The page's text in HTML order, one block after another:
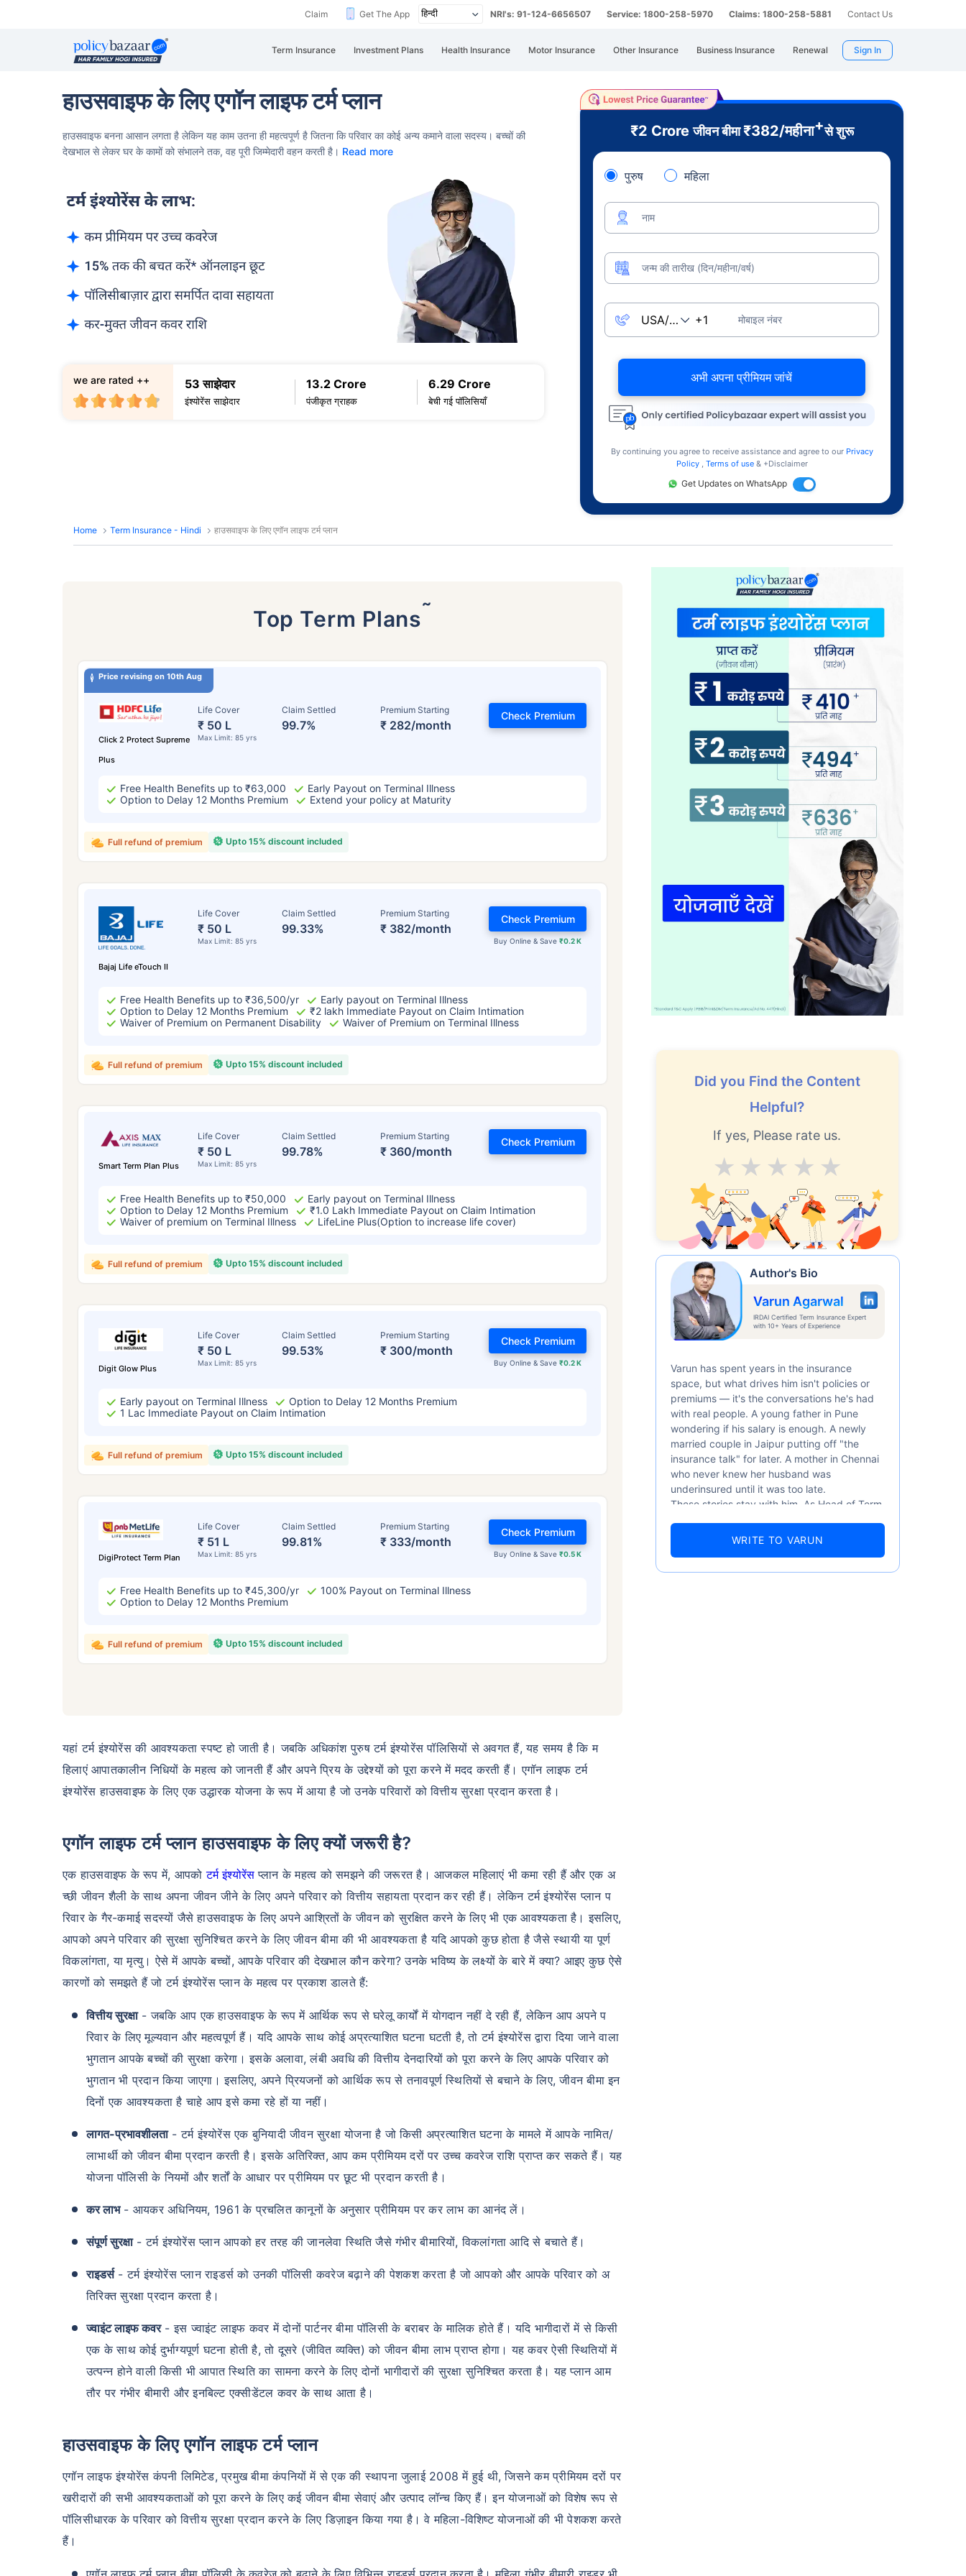
Claim Get The App NRI's: 91-124-6656507 Service: 1800-258-5970 Claims: 1800-258-5881 Contact Us
Term Insurance Investment Plans Health Insurance Motor Insurance Other Insurance Business Insurance Renewal Sign In
हाउसवाइफ के लिए एगॉन लाइफ टर्म प्लान
हाउसवाइफ बनना आसान लगता है लेकिन यह काम उतना ही महत्वपूर्ण है जितना कि परिवार का कोई अन्य कमाने वाला सदस्य। बच्चों की
देखभाल से लेकर घर के कामों को संभालने तक, वह पूरी जिम्मेदारी वहन करती है। Read more
53 साझेदार
इंश्योरेंस साझेदार
13.2 Crore
पंजीकृत ग्राहक
6.29 Crore
बेची गई पॉलिसियाँ
we are rated ++
₹2 Croreजीवन बीमा₹382/महीना+से शुरू
पुरुष महिला
नाम
जन्म की तारीख (दिन/महीना/वर्ष)
मोबाइल नंबर
अभी अपना प्रीमियम जांचें
By continuing you agree to receive assistance and agree to our Privacy
Policy
Terms of use & +Disclaimer
Get Updates on WhatsApp
Home Term Insurance - Hindi हाउसवाइफ के लिए एगॉन लाइफ टर्म प्लान
Top Term Plans˜
Price revising on 10th Aug
Click 2 Protect Supreme
Plus
Life Cover
₹ 50 L
Max Limit: 85 yrs
Claim Settled
99.7%
Premium Starting
₹ 282/month
Check Premium
Free Health Benefits up to ₹63,000
Early Payout on Terminal Illness
Option to Delay 12 Months Premium
Extend your policy at Maturity
Upto 15% discount included
Full refund of premium
Bajaj Life eTouch II
Life Cover
₹ 50 L
Max Limit: 85 yrs
Claim Settled
99.33%
Premium Starting
₹ 382/month
Buy Online & Save₹0.2 K
Check Premium
Free Health Benefits up to ₹36,500/yr
Early payout on Terminal Illness
Option to Delay 12 Months Premium
₹2 lakh Immediate Payout on Claim Intimation
Waiver of Premium on Permanent Disability
Waiver of Premium on Terminal Illness
Upto 15% discount included
Full refund of premium
Smart Term Plan Plus
Life Cover
₹ 50 L
Max Limit: 85 yrs
Claim Settled
99.78%
Premium Starting
₹ 360/month
Check Premium
Free Health Benefits up to ₹50,000
Early payout on Terminal Illness
Option to Delay 12 Months Premium
₹1.0 Lakh Immediate Payout on Claim Intimation
Waiver of premium on Terminal Illness
LifeLine Plus(Option to increase life cover)
Upto 15% discount included
Full refund of premium
Digit Glow Plus
Life Cover
₹ 50 L
Max Limit: 85 yrs
Claim Settled
99.53%
Premium Starting
₹ 300/month
Buy Online & Save₹0.2 K
Check Premium
Early payout on Terminal Illness
Option to Delay 12 Months Premium
1 Lac Immediate Payout on Claim Intimation
Upto 15% discount included
Full refund of premium
DigiProtect Term Plan
Life Cover
₹ 51 L
Max Limit: 85 yrs
Claim Settled
99.81%
Premium Starting
₹ 333/month
Buy Online & Save₹0.5 K
Check Premium
Free Health Benefits up to ₹45,300/yr
100% Payout on Terminal Illness
Option to Delay 12 Months Premium
Upto 15% discount included
Full refund of premium
यहां टर्म इंश्योरेंस की आवश्यकता स्पष्ट हो जाती है। जबकि अधिकांश पुरुष टर्म इंश्योरेंस पॉलिसियों से अवगत हैं, यह समय है कि म
हिलाएं आपातकालीन निधियों के महत्व को जानती हैं और अपने प्रिय के उद्देश्यों को पूरा करने में मदद करती हैं। एगॉन लाइफ टर्म
इंश्योरेंस हाउसवाइफ के लिए एक उद्धारक योजना के रूप में आया है जो उनके परिवारों को वित्तीय सुरक्षा प्रदान करता है।
एगॉन लाइफ टर्म प्लान हाउसवाइफ के लिए क्यों जरूरी है?
एक हाउसवाइफ के रूप में, आपकोटर्म इंश्योरेंसप्लान के महत्व को समझने की जरूरत है। आजकल महिलाएं भी कमा रही हैं और एक अ
च्छी जीवन शैली के साथ अपना जीवन जीने के लिए अपने परिवार को वित्तीय सहायता प्रदान कर रही हैं। लेकिन टर्म इंश्योरेंस प्लान प
रिवार के गैर-कमाई सदस्यों जैसे हाउसवाइफ के लिए अपने आश्रितों के जीवन को सुरक्षित करने के लिए भी एक आवश्यकता है। इसलिए,
आपको अपने परिवार की सुरक्षा सुनिश्चित करने के लिए जीवन बीमा की भी आवश्यकता है यदि आपको कुछ होता है जैसे स्थायी या पूर्ण
विकलांगता, या मृत्यु। ऐसे में आपके बच्चों, आपके परिवार की देखभाल कौन करेगा? उनके भविष्य के लक्ष्यों के बारे में क्या? आइए कुछ ऐसे
कारणों को समझते हैं जो टर्म इंश्योरेंस प्लान के महत्व पर प्रकाश डालते हैं:
वित्तीय सुरक्षा- जबकि आप एक हाउसवाइफ के रूप में आर्थिक रूप से घरेलू कार्यों में योगदान नहीं दे रही हैं, लेकिन आप अपने प
रिवार के लिए मूल्यवान और महत्वपूर्ण हैं। यदि आपके साथ कोई अप्रत्याशित घटना घटती है, तो टर्म इंश्योरेंस द्वारा दिया जाने वाला
भुगतान आपके बच्चों की सुरक्षा करेगा। इसके अलावा, लंबी अवधि की वित्तीय देनदारियों को पूरा करने के लिए आपके परिवार को
भुगतान भी प्रदान किया जाएगा। इसलिए, अपने प्रियजनों को आर्थिक रूप से तनावपूर्ण स्थितियों से बचाने के लिए, जीवन बीमा इन
दिनों एक आवश्यकता है चाहे आप इसे कमा रहे हों या नहीं।
लागत-प्रभावशीलता- टर्म इंश्योरेंस एक बुनियादी जीवन सुरक्षा योजना है जो किसी अप्रत्याशित घटना के मामले में आपके नामित/
लाभार्थी को जीवन बीमा प्रदान करती है। इसके अतिरिक्त, आप कम प्रीमियम दरों पर उच्च कवरेज राशि प्राप्त कर सकते हैं। यह
योजना पॉलिसी के नियमों और शर्तों के आधार पर प्रीमियम पर छूट भी प्रदान करती है।
कर लाभ- आयकर अधिनियम, 1961 के प्रचलित कानूनों के अनुसार प्रीमियम पर कर लाभ का आनंद लें।
संपूर्ण सुरक्षा- टर्म इंश्योरेंस प्लान आपको हर तरह की जानलेवा स्थिति जैसे गंभीर बीमारियों, विकलांगता आदि से बचाते हैं।
राइडर्स- टर्म इंश्योरेंस प्लान राइडर्स को उनकी पॉलिसी कवरेज बढ़ाने की पेशकश करता है जो आपको और आपके परिवार को अ
तिरिक्त सुरक्षा प्रदान करता है।
ज्वाइंट लाइफ कवर- इस ज्वाइंट लाइफ कवर में दोनों पार्टनर बीमा पॉलिसी के बराबर के मालिक होते हैं। यदि भागीदारों में से किसी
एक के साथ कोई दुर्भाग्यपूर्ण घटना होती है, तो दूसरे (जीवित व्यक्ति) को जीवन बीमा लाभ प्राप्त होगा। यह कवर ऐसी स्थितियों में
उत्पन्न होने वाली किसी भी आपात स्थिति का सामना करने के लिए दोनों भागीदारों की सुरक्षा सुनिश्चित करता है। यह प्लान आम
तौर पर गंभीर बीमारी और इनबिल्ट एक्सीडेंटल कवर के साथ आता है।
हाउसवाइफ के लिए एगॉन लाइफ टर्म प्लान
एगॉन लाइफ इंश्योरेंस कंपनी लिमिटेड, प्रमुख बीमा कंपनियों में से एक की स्थापना जुलाई 2008 में हुई थी, जिसने कम प्रीमियम दरों पर
खरीदारों की सभी आवश्यकताओं को पूरा करने के लिए कई जीवन बीमा सेवाएं और उत्पाद लॉन्च किए हैं। इन योजनाओं को विशेष रूप से
पॉलिसीधारक के परिवार को वित्तीय सुरक्षा प्रदान करने के लिए डिज़ाइन किया गया है। वे महिला-विशिष्ट योजनाओं की भी पेशकश करते
हैं।
Did you Find the Content
Helpful?
If yes, Please rate us.
Excellent
V.Good
Good
Average
Author's Bio
Varun Agarwal
IRDAI Certified Term Insurance Expert
with 10+ Years of Experience
Varun has spent years in the insurance
space, but what drives him isn't policies or
premiums — it's the conversations he's had
with real people. A young father in Pune
wondering if his salary is enough. A newly
married couple in Jaipur putting off "the
insurance talk" for later. A mother in Chennai
who never knew her husband was
underinsured until it was too late.
These stories stay with him. As Head of Term
numbers well — 52.4% of Indians are aware
WRITE TO VARUN
उम्र टर्म इंश्योरेंस प्रीमियम को कैसे प्रभावित करती है
34 वर्ष
आपके परिवार की सुरक्षा बस एक कदम दूर है
*₹434 प्रति माह, 1 करोड़ के टर्म लाइफ इंश्योरेंस की शुरुआती कीमत है — एक गैर-धूम्रपान करने वाले व्यक्ति के लिए, जिसे कोई पूर्व-मौजूदा बीमारी नहीं है, 36 वर्ष की आयु तक कवर। *₹630 प्रति माह, 1 करोड़ के टर्म लाइफ इंश्योरेंस की
शुरुआती कीमत है — एक गैर-धूम्रपान करने वाले व्यक्ति के लिए, जिसे कोई पूर्व-मौजूदा बीमारी नहीं है, 46 वर्ष की आयु तक कवर।*₹1,376 प्रति माह, 1 करोड़ के टर्म लाइफ इंश्योरेंस की शुरुआती कीमत है — एक गैर-धूम्रपान करने वाले
व्यक्ति के लिए, जिसे कोई पूर्व-मौजूदा बीमारी नहीं है, 56 वर्ष की आयु तक कवर।